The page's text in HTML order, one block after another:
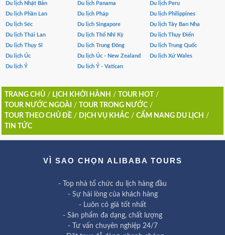
Du lịch Nhật Bản
Du lịch Panama
Du lịch Peru
Du lịch Phần Lan
Du lịch Pháp
Du lịch Philippines
Du lịch Séc
Du lịch Singapore
Du lịch Tây Ban Nha
Du lịch Thái Lan
Du lịch Thổ Nhĩ Kỳ
Du lịch Thụy Điển
Du lịch Thụy Sĩ
Du lịch Trung Đông
Du lịch Trung Quốc
Du lịch Úc
Du lịch Úc - New Zealand
Du lịch Xứ Wales
Du lịch Ý
Du lịch Ý - Vatican
TRANG CHỦ/ LỊCH KHỞI HÀNH / TOUR HOT
/
TOUR NƯỚC NGOÀI
/ TOUR TRONG NƯỚC/
TOUR THEO CHỦ ĐỀ/ DỊCH VỤ KHÁC/ CẨM NANG DU LỊCH /
TIN TỨC
VÌ SAO CHỌN ALIBABA TOURS
- Top nhà tổ chức du lịch hàng đầu
- Sự hài lòng của khách hàng
- Luôn có giá tốt nhất
- Sản phẩm đa dạng, chất lượng
- Tư vấn chuyên nghiệp 24/7